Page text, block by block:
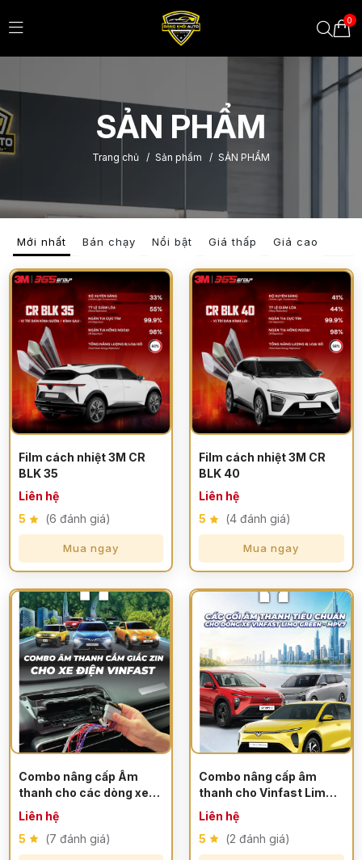
0
SẢN PHẨM
Trang chủ / Sản phẩm / SẢN PHẨM
Mới nhất Bán chạy Nổi bật Giá thấp Giá cao
Film cách nhiệt 3M CR
BLK 35
Liên hệ
5
(6 đánh giá)
Mua ngay
Film cách nhiệt 3M CR
BLK 40
Liên hệ
5
(4 đánh giá)
Mua ngay
Combo nâng cấp Âm
thanh cho các dòng xe
Vinfast
Liên hệ
5
(7 đánh giá)
Combo nâng cấp âm
thanh cho Vinfast Limo
Green/VF MPV7
Liên hệ
5
(2 đánh giá)